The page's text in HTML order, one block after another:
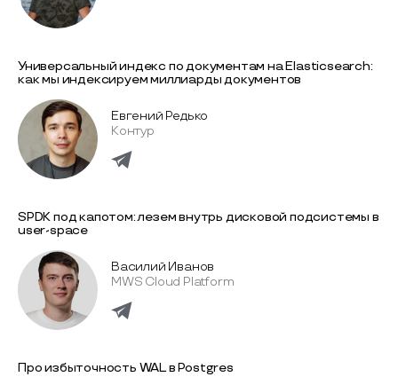
Универсальный индекс по документам на Elasticsearch:
как мы индексируем миллиарды документов
Евгений Редько
Контур
SPDK под капотом: лезем внутрь дисковой подсистемы в
user-space
Василий Иванов
MWS Cloud Platform
Про избыточность WAL в Postgres